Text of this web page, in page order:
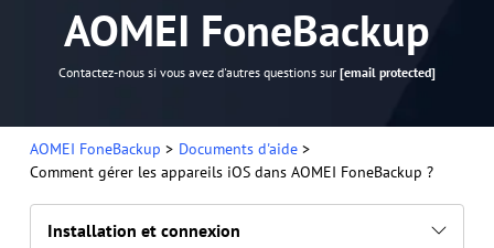
AOMEI FoneBackup
Contactez-nous si vous avez d'autres questions sur [email protected]
Installation et connexion
AOMEI FoneBackup > Documents d'aide>
Comment gérer les appareils iOS dans AOMEI FoneBackup ?